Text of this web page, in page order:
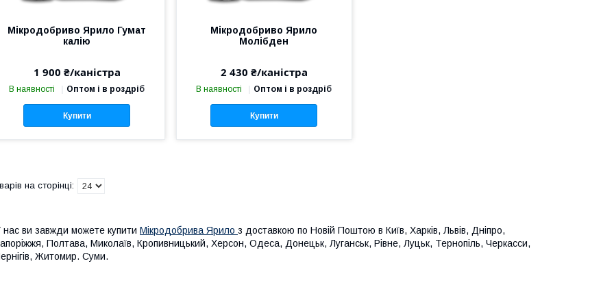
Мікродобриво Ярило Гумат
калію
1 900 ₴/каністра
В наявності Оптом і в роздріб
Купити
Мікродобриво Ярило
Молібден
2 430 ₴/каністра
В наявності Оптом і в роздріб
Купити
нас ви завжди можете купити Мікродобрива Ярило з доставкою по Новій Поштою в Київ, Харків, Львів, Дніпро,
Полтава, Миколаїв, Кропивницький, Херсон, Одеса, Донецьк, Луганськ, Рівне, Луцьк, Тернопіль, Черкасси,
Житомир. Суми.